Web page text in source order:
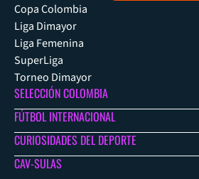
Copa Colombia
Liga Dimayor
Liga Femenina
SuperLiga
Torneo Dimayor
SELECCIÓN COLOMBIA
FÚTBOL INTERNACIONAL
CURIOSIDADES DEL DEPORTE
CAV-SULAS